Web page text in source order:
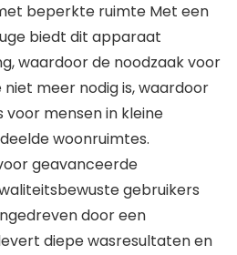
beperkte ruimte Met een
biedt dit apparaat
waardoor de noodzaak voor
meer nodig is, waardoor
voor mensen in kleine
woonruimtes.
geavanceerde
gebruikers
door een
diepe wasresultaten en